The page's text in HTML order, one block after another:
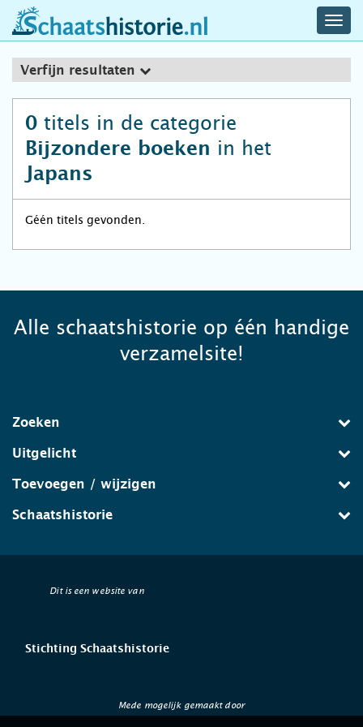
schaatshistorie.nl
Verfijn resultaten
0 titels in de categorie
Bijzondere boeken in het
Japans
Géén titels gevonden.
Alle schaatshistorie op één handige
verzamelsite!
Zoeken
Uitgelicht
Toevoegen / wijzigen
Schaatshistorie
Dit is een website van
Stichting Schaatshistorie
Mede mogelijk gemaakt door